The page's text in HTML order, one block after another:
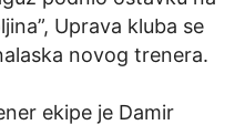
Uprava kluba se
novog trenera.
ekipe je Damir